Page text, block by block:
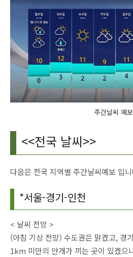
주간날씨 예보
<<전국 날씨>>
다음은 전국 지역별 주간날씨예보 입
*서울-경기-인천
< 날씨 전망 >
(아침 기상 전망) 수도권은 맑겠고, 경
1km 미만의 안개가 끼는 곳이 있겠으